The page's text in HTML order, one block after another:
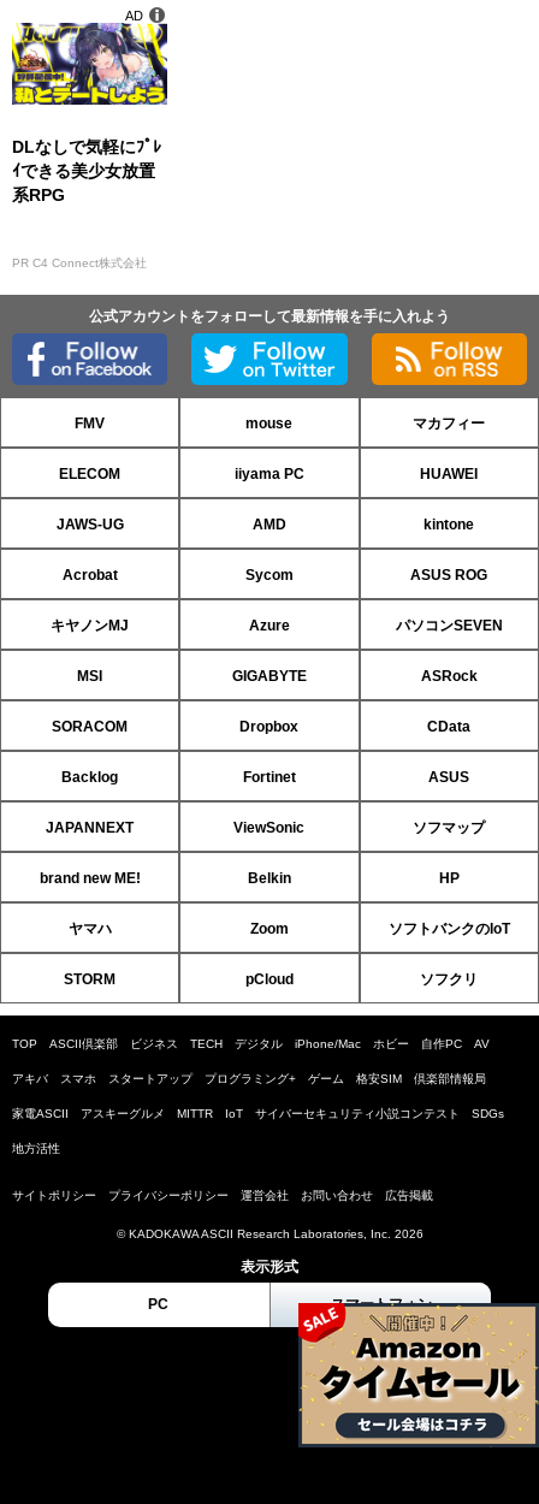
DLなしで気軽にﾌﾟﾚ
ｲできる美少女放置
系RPG
PR C4 Connect株式会社
AD
公式アカウントをフォローして最新情報を手に入れよう
FMV mouse マカフィー
ELECOM iiyama PC HUAWEI
JAWS-UG AMD kintone
Acrobat Sycom ASUS ROG
キヤノンMJ Azure パソコンSEVEN
MSI GIGABYTE ASRock
SORACOM Dropbox CData
Backlog Fortinet ASUS
JAPANNEXT ViewSonic ソフマップ
brand new ME! Belkin HP
ヤマハ Zoom ソフトバンクのIoT
STORM pCloud ソフクリ
TOP ASCII倶楽部 ビジネス TECH デジタル iPhone/Mac ホビー 自作PC AV
アキバ スマホ スタートアップ プログラミング+ ゲーム 格安SIM 倶楽部情報局
家電ASCII アスキーグルメ MITTR IoT サイバーセキュリティ小説コンテスト SDGs
地方活性
サイトポリシー プライバシーポリシー 運営会社 お問い合わせ 広告掲載
© KADOKAWA ASCII Research Laboratories, Inc. 2026
表示形式
PC スマートフォン